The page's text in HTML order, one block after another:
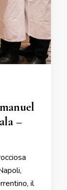
–
il